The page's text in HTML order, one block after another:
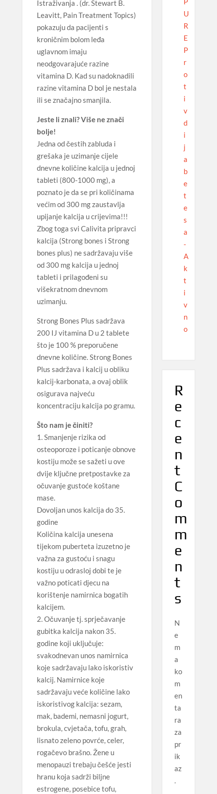
Istraživanja . (dr. Stewart B.
Leavitt, Pain Treatment Topics)
pokazuju da pacijenti s
kroničnim bolom leđa
uglavnom imaju
neodgovarajuće razine
vitamina D. Kad su nadoknadili
razine vitamina D bol je nestala
ili se značajno smanjila.
Jeste li znali? Više ne znači
bolje!
Jedna od čestih zabluda i
grešaka je uzimanje cijele
dnevne količine kalcija u jednoj
tableti (800-1000 mg), a
poznato je da se pri količinama
većim od 300 mg zaustavlja
upijanje kalcija u crijevima!!!
Zbog toga svi Calivita pripravci
kalcija (Strong bones i Strong
bones plus) ne sadržavaju više
od 300 mg kalcija u jednoj
tableti i prilagođeni su
višekratnom dnevnom
uzimanju.
Strong Bones Plus sadržava
200 IJ vitamina D u 2 tablete
što je 100 % preporučene
dnevne količine. Strong Bones
Plus sadržava i kalcij u obliku
kalcij-karbonata, a ovaj oblik
osigurava najveću
koncentraciju kalcija po gramu.
Što nam je činiti?
1. Smanjenje rizika od
osteoporoze i poticanje obnove
kostiju može se sažeti u ove
dvije ključne pretpostavke za
očuvanje gustoće koštane
mase.
Dovoljan unos kalcija do 35.
godine
Količina kalcija unesena
tijekom puberteta izuzetno je
važna za gustoću i snagu
kostiju u odrasloj dobi te je
važno poticati djecu na
korištenje namirnica bogatih
kalcijem.
2. Očuvanje tj. sprječavanje
gubitka kalcija nakon 35.
godine koji uključuje:
svakodnevan unos namirnica
koje sadržavaju lako iskoristiv
kalcij. Namirnice koje
sadržavaju veće količine lako
iskoristivog kalcija: sezam,
mak, bademi, nemasni jogurt,
brokula, cvjetača, tofu, grah,
lisnato zeleno povrće, celer,
rogačevo brašno. Žene u
menopauzi trebaju češće jesti
hranu koja sadrži biljne
estrogene, posebice tofu,
U
R
E
P
r
o
t
i
v
d
i
j
a
b
e
t
e
s
a
-
A
k
t
i
v
n
o
R
e
c
e
n
t
C
o
m
m
e
n
t
s
N
e
m
a
ko
m
en
ta
ra
za
pr
ik
az
.